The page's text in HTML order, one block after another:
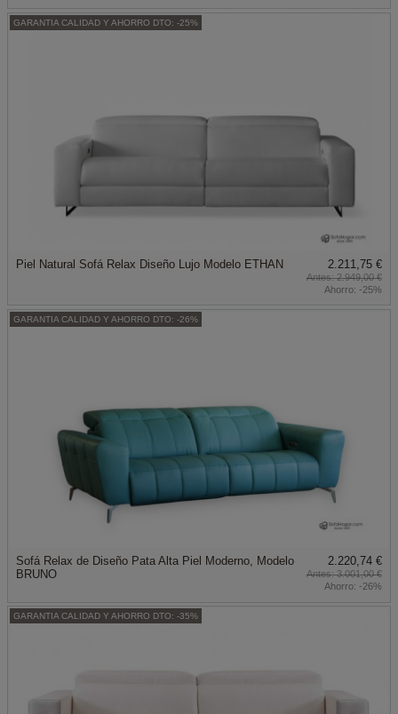
GARANTIA CALIDAD Y AHORRO DTO: -25%
Piel Natural Sofá Relax Diseño Lujo Modelo ETHAN 2.211,75 €
2.949,00 €
Ahorro: -25%
GARANTIA CALIDAD Y AHORRO DTO: -26%
Sofá Relax de Diseño Pata Alta Piel Moderno, Modelo
BRUNO
2.220,74 €
3.001,00 €
Ahorro: -26%
GARANTIA CALIDAD Y AHORRO DTO: -35%